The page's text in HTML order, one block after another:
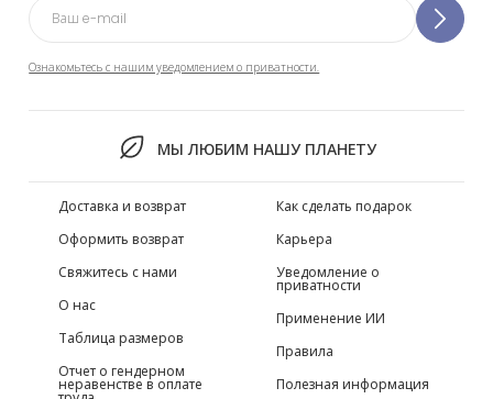
Ознакомьтесь с нашим уведомлением о приватности.
МЫ ЛЮБИМ НАШУ ПЛАНЕТУ
Доставка и возврат
Оформить возврат
Свяжитесь с нами
О нас
Таблица размеров
Отчет о гендерном
неравенстве в оплате
Как сделать подарок
Карьера
Уведомление о
приватности
Применение ИИ
Правила
Полезная информация